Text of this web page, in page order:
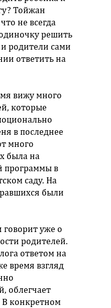
Тойжан
не всегда
решить
родители сами
ответить на
вижу много
которые
в последнее
много
была на
программы в
саду. На
были
говорит уже о
родителей.
ответом на
время взгляд
облегчает
конкретном